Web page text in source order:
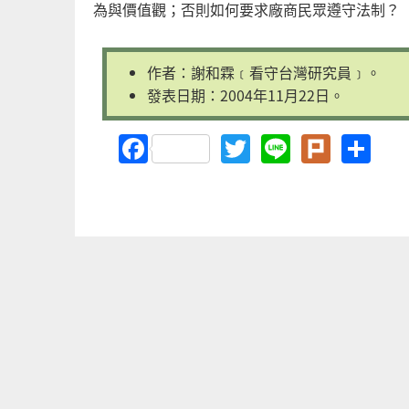
為與價值觀；否則如何要求廠商民眾遵守法制？
作者：謝和霖﹝看守台灣研究員﹞。
發表日期：2004年11月22日。
FacebookTwitter
LinePlurk